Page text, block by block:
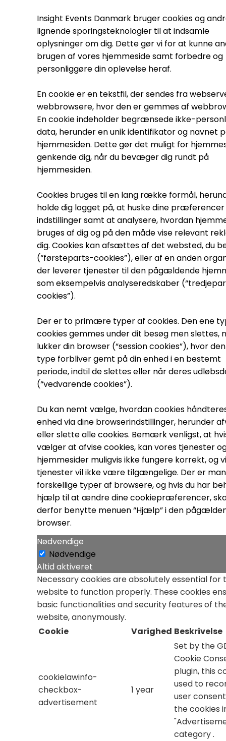
Insight Events Danmark bruger cookies og
lignende sporingsteknologier til at indsamle
oplysninger om dig. Dette gør vi for at kunne
brugen af vores hjemmeside samt forbedre og
personliggøre din oplevelse heraf.
En cookie er en tekstfil, der sendes fra
webbrowsere, hvor den er gemmes af
En cookie indeholder begrænsede ikke-
data, herunder en unik identifikator og navnet
hjemmesiden. Dette gør det muligt for
genkende dig, når du bevæger dig rundt på
hjemmesiden.
Cookies bruges til en lang række formål,
holde dig logget på, at huske dine præferencer
indstillinger samt at analysere, hvordan
bruges af dig og på den måde vise relevant
dig. Cookies kan afsættes af det websted, du
(“førsteparts-cookies”), eller af en anden
der leverer tjenester til den pågældende
som eksempelvis analyseredskaber
cookies”).
Der er to primære typer af cookies. Den ene
cookies gemmes under dit besøg men slettes,
lukker din browser (“session cookies”), hvor
type forbliver gemt på din enhed i en bestemt
periode, indtil de slettes eller når deres
(“vedvarende cookies”).
Du kan nemt vælge, hvordan cookies
enhed via dine browserindstillinger, herunder
eller slette alle cookies. Bemærk venligst, at
vælger at afvise cookies, kan vores tjenester
hjemmesider muligvis ikke fungere korrekt, og
tjenester vil ikke være tilgængelige. Der er
forskellige typer af browsere, og hvis du har
hjælp til at ændre dine cookiepræferencer,
derfor benytte menuen “Hjælp” i den
browser.
Nødvendige
Nødvendige
Altid aktiveret
Necessary cookies are absolutely essential for
website to function properly. These cookies
basic functionalities and security features of
website, anonymously.
Cookie
Varighed Beskrivelse
cookielawinfo-
checkbox-
advertisement
1 year
Set by the
Cookie
plugin, this
used to
user
the cookies
category .